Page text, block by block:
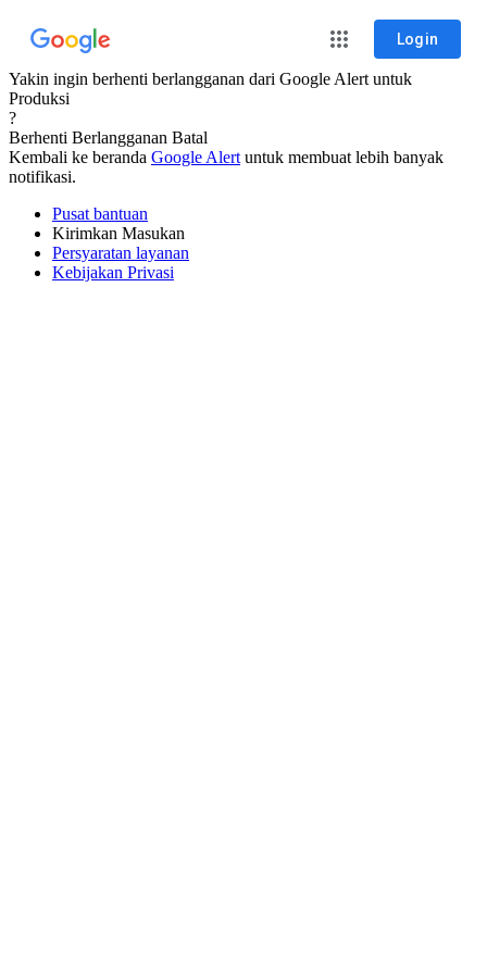
Login
Yakin ingin berhenti berlangganan dari Google Alert untuk
Produksi
?
Berhenti Berlangganan Batal
Kembali ke beranda Google Alert untuk membuat lebih banyak
notifikasi.
Pusat bantuan
Kirimkan Masukan
Persyaratan layanan
Kebijakan Privasi